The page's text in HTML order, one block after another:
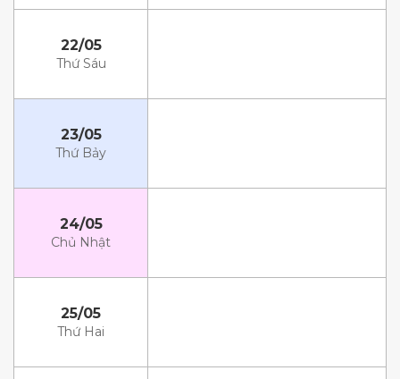
22/05
Thứ Sáu
23/05
Thứ Bảy
24/05
Chủ Nhật
25/05
Thứ Hai